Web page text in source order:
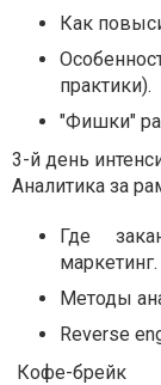
Как
практики).
"Фишки"
3-й день
Аналитика за
Где
маркетинг.
Методы
Reverse
Кофе-брейк